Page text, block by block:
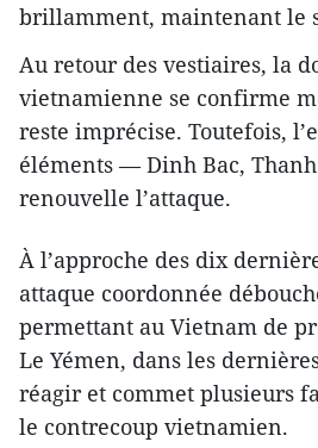
brillamment, maintenant le
Au retour des vestiaires, la
vietnamienne se confirme
reste imprécise. Toutefois,
éléments — Dinh Bac,
renouvelle l’attaque.
À l’approche des dix
attaque coordonnée
permettant au Vietnam de
Le Yémen, dans les
réagir et commet plusieurs
le contrecoup vietnamien.